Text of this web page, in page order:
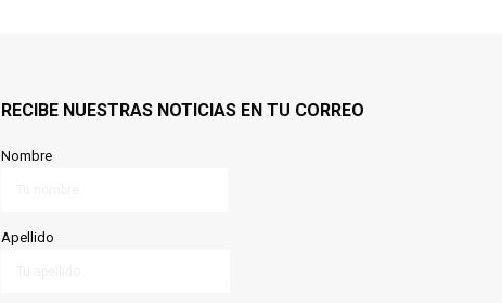
RECIBE NUESTRAS NOTICIAS EN TU CORREO
Nombre
Apellido